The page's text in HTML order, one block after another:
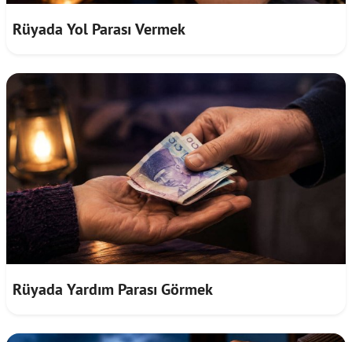
Rüyada Yol Parası Vermek
Rüyada Yardım Parası Görmek